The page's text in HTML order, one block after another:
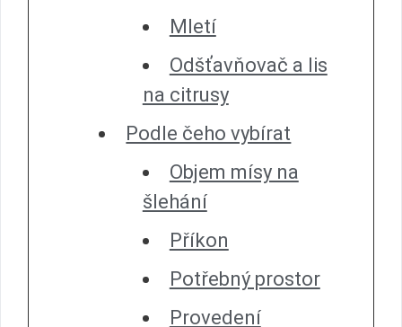
Mletí
Odšťavňovač a lis
na citrusy
Podle čeho vybírat
Objem mísy na
šlehání
Příkon
Potřebný prostor
Provedení